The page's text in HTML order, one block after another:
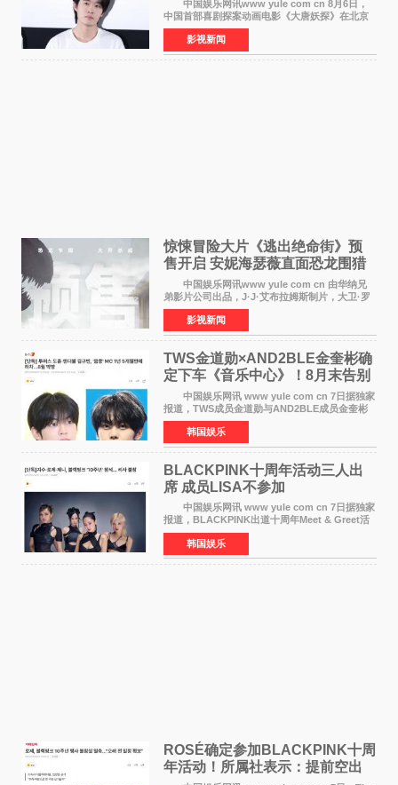
中国娱乐网讯www yule com cn 8月6日，
中国首部喜剧探案动画电影《大唐妖探》在北京
举办电影首映礼。导演程腾、联合导演黄珉、总
制片人曹紫建、制片人李莹莹，配音导演张喆，
对白指导程寅，领
影视新闻
惊悚冒险大片《逃出绝命街》预
售开启 安妮海瑟薇直面恐龙围猎
中国娱乐网讯www yule com cn 由华纳兄
弟影片公司出品，J·J·艾布拉姆斯制片，大卫·罗
伯特·米切尔执导，好莱坞巨星安妮·海瑟薇和伊万
·麦克格雷格领衔主演的2026暑期惊悚冒险大片
《逃出绝
影视新闻
TWS金道勋×AND2BLE金奎彬确
定下车《音乐中心》！8月末告别
MC席位
中国娱乐网讯 www yule com cn 7日据独家
报道，TWS成员金道勋与AND2BLE成员金奎彬
将于8月离开《音乐中心》MC的位置。 金道
勋与金奎彬于去年3月与H2H A-NA一起被选为
《音乐中心》MC，约1
韩国娱乐
BLACKPINK十周年活动三人出
席 成员LISA不参加
中国娱乐网讯 www yule com cn 7日据独家
报道，BLACKPINK出道十周年Meet & Greet活
动将由智秀、ROS&Eacute;、JENNIE出席，
LISA将缺席。 此前BLACKPINK所属社YG并
未为组合出道十周年做
韩国娱乐
ROSÉ确定参加BLACKPINK十周
年活动！所属社表示：提前空出